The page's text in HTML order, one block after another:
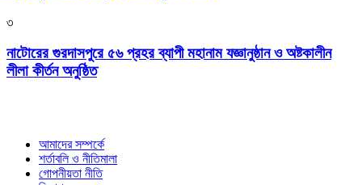
৩
নাটোরের গুরদাসপুরে ৫৬ প্রহর ব্যাপী মহানাম যজ্ঞানুষ্ঠান ও অষ্টকালীন
লীলা কীর্তন অনুষ্ঠিত
আমাদের সম্পর্কে
শর্তাবলি ও নীতিমালা
গোপনীয়তা নীতি